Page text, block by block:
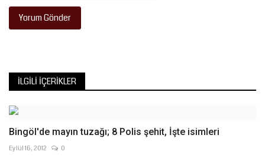
Yorum Gönder
İLGILI İÇERIKLER
Bingöl'de mayın tuzağı; 8 Polis şehit, İşte isimleri
Eylül 16, 2012 0